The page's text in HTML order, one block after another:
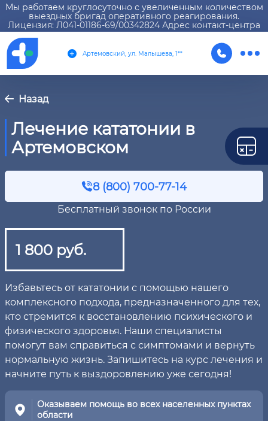
Мы работаем круглосуточно с увеличенным количеством
выездных бригад оперативного реагирования.
Лицензия: Л041-01186-69/00342824 Адрес контакт-центра
Артемовский, ул. Малышева, 1**
Назад
Лечение кататонии в
Артемовском
8 (800) 700-77-14
Бесплатный звонок по России
1 800 руб.
Избавьтесь от кататонии с помощью нашего
комплексного подхода, предназначенного для тех,
кто стремится к восстановлению психического и
физического здоровья. Наши специалисты
помогут вам справиться с симптомами и вернуть
нормальную жизнь. Запишитесь на курс лечения и
начните путь к выздоровлению уже сегодня!
Оказываем помощь во всех населенных пунктах
области